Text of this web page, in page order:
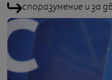
споразумение и за